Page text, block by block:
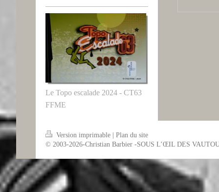
Le Topo escalade 2024 - CT63
FFME
Version imprimable
Plan du site
© 2003-2026-Christian Barbier -SOUS L’ŒIL DES